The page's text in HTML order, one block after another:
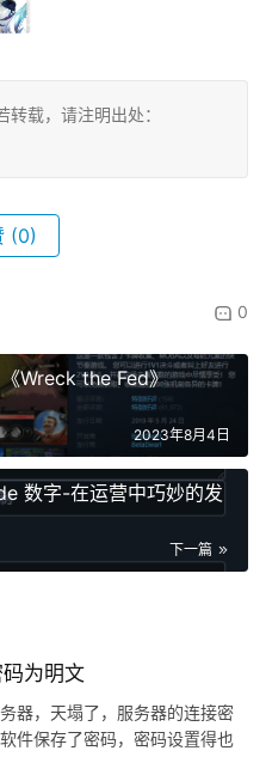
载，请注明出处：
(0)
0
Wreck the Fed》
2023年8月4日
数字-在运营中巧妙的发
下一篇
为明文
器，天塌了，服务器的连接密
件保存了密码，密码设置得也